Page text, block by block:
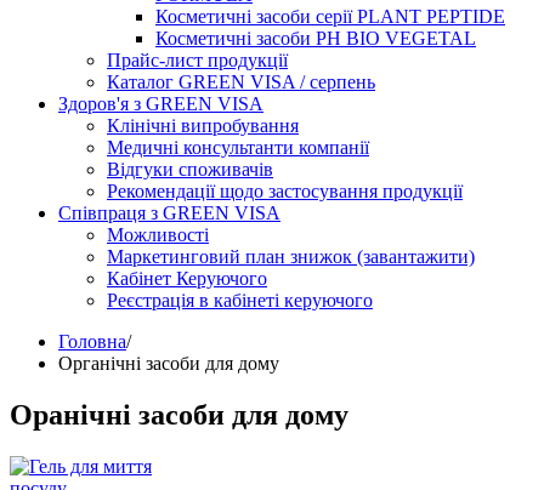
Косметичні засоби серії PLANT PEPTIDE
Косметичні засоби PH BIO VEGETAL
Прайс-лист продукції
Каталог GREEN VISA / серпень
Здоров'я з GREEN VISA
Клінічні випробування
Медичні консультанти компанії
Відгуки споживачів
Рекомендації щодо застосування продукції
Співпраця з GREEN VISA
Можливості
Маркетинговий план знижок (завантажити)
Кабінет Керуючого
Реєстрація в кабінеті керуючого
Головна/
Органічні засоби для дому
Оранічні засоби для дому